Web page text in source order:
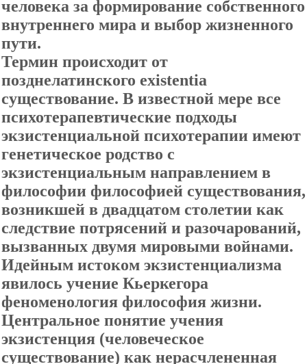
человека за формирование собственного
внутреннего мира и выбор жизненного
пути.
Термин происходит от
позднелатинского existentia
существование. В известной мере все
психотерапевтические подходы
экзистенциальной психотерапии имеют
генетическое родство с
экзистенциальным направлением в
философии философией существования,
возникшей в двадцатом столетии как
следствие потрясений и разочарований,
вызванных двумя мировыми войнами.
Идейным истоком экзистенциализма
явилось учение Кьеркегора
феноменология философия жизни.
Центральное понятие учения
экзистенция (человеческое
существование) как нерасчлененная